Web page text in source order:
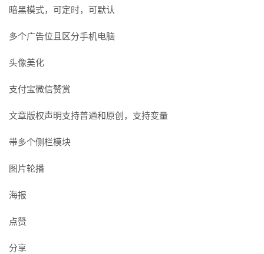
暗黑模式，可定时，可默认
多个广告位且区分手机电脑
头像美化
支付宝微信赞赏
文章版权声明支持普通和原创，支持变量
带多个侧栏模块
图片轮播
海报
点赞
分享